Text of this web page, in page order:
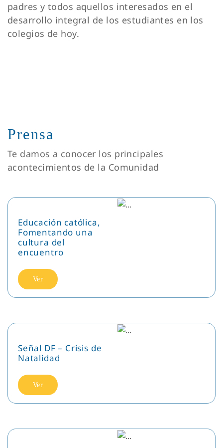
padres y todos aquellos interesados en el
desarrollo integral de los estudiantes en los
colegios de hoy.
Prensa
Te damos a conocer los principales
acontecimientos de la Comunidad
Educación católica,
Fomentando una
cultura del
encuentro
Ver
Señal DF – Crisis de
Natalidad
Ver